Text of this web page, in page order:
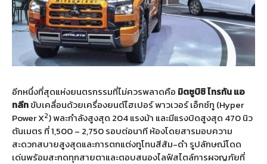
อีกหนึ่งที่สุดแห่งยนตรกรรมที่ไม่ควรพลาดคือ มิตซูบิชิไทรทันแอ
ทลีทขับเคลื่อนด้วยเครื่องยนต์ไฮเปอร์ พาวเวอร์ เอ็กซ์ทู (Hyper
Power X2) พละกำลังสูงสุด 204 แรงม้า และมีแรงบิดสูงสุด 470 นิว
ตันเมตร ที่ 1,500 – 2,750 รอบต่อนาที ห้องโดยสารมอบความ
สะดวกสบายสูงสุดและการตกแต่งทูโทนสีส้ม-ดำ รูปลักษณ์โดด
เด่นพร้อมสะกดทุกสายตาและตอบสนองไลฟ์สไตล์การผจญภัยที่